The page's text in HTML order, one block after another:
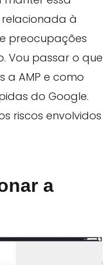
à
preocupações
Vou passar o que
a AMP e como
do Google.
riscos envolvidos
a